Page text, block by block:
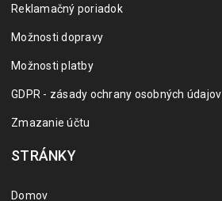
Reklamačný poriadok
Možnosti dopravy
Možnosti platby
GDPR - zásady ochrany osobných údajov
Zmazanie účtu
STRÁNKY
Domov